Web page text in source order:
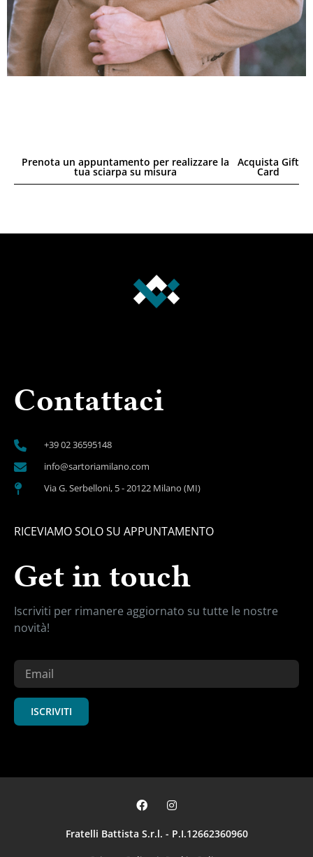
Prenota un appuntamento per realizzare la
tua sciarpa su misura
Acquista Gift
Card
Contattaci
+39 02 36595148
info@sartoriamilano.com
Via G. Serbelloni, 5 - 20122 Milano (MI)
RICEVIAMO SOLO SU APPUNTAMENTO
Get in touch
Iscriviti per rimanere aggiornato su tutte le nostre
novità!
ISCRIVITI
Fratelli Battista S.r.l. - P.I.12662360960